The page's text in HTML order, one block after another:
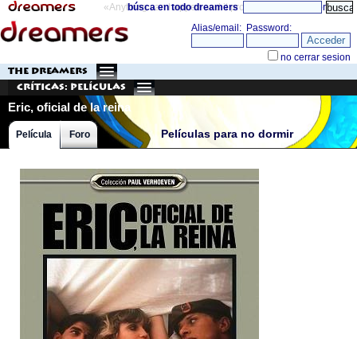
«Anything can happen and it probably will» directorio
búsca en todo dreamers
THE DREAMERS
Críticas: Películas
Eric, oficial de la reina
Películas para no dormir
Película Foro